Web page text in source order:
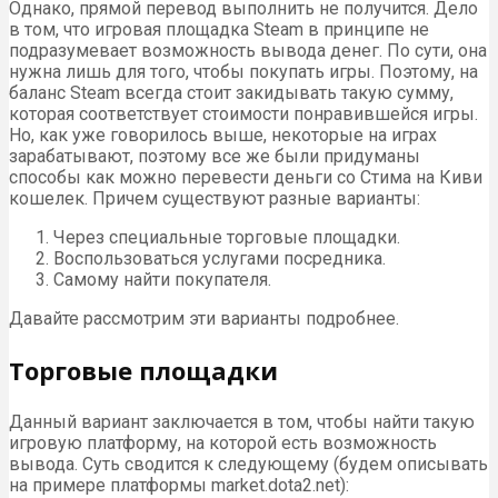
Однако, прямой перевод выполнить не получится. Дело
в том, что игровая площадка Steam в принципе не
подразумевает возможность вывода денег. По сути, она
нужна лишь для того, чтобы покупать игры. Поэтому, на
баланс Steam всегда стоит закидывать такую сумму,
которая соответствует стоимости понравившейся игры.
Но, как уже говорилось выше, некоторые на играх
зарабатывают, поэтому все же были придуманы
способы как можно перевести деньги со Стима на Киви
кошелек. Причем существуют разные варианты:
Через специальные торговые площадки.
Воспользоваться услугами посредника.
Самому найти покупателя.
Давайте рассмотрим эти варианты подробнее.
Торговые площадки
Данный вариант заключается в том, чтобы найти такую
игровую платформу, на которой есть возможность
вывода. Суть сводится к следующему (будем описывать
на примере платформы market.dota2.net):